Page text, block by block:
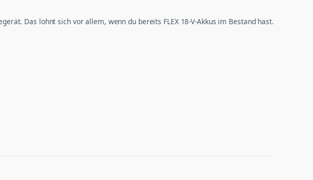
Das lohnt sich vor allem, wenn du bereits FLEX 18-V-Akkus im Bestand hast.